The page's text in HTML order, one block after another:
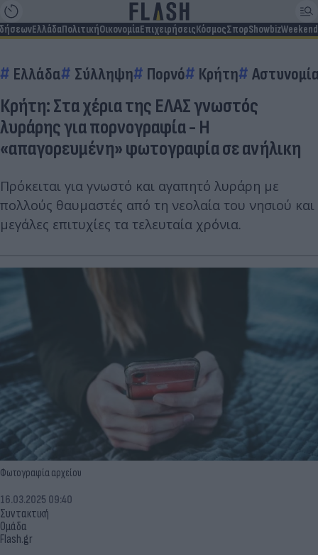
ΕλλάδαΠολιτικήΟικονομίαΕπιχειρήσειςΚόσμοςΣπορShowbizWeekend
Ελλάδα Σύλληψη Πορνό Κρήτη
Κρήτη: Στα χέρια της ΕΛΑΣ γνωστός
λυράρης για πορνογραφία - Η
«απαγορευμένη» φωτογραφία σε ανήλικη
Πρόκειται για γνωστό και αγαπητό λυράρη με
πολλούς θαυμαστές από τη νεολαία του νησιού και
μεγάλες επιτυχίες τα τελευταία χρόνια.
Φωτογραφία αρχείου
Συντακτική
Ομάδα
Flash.gr
16.03.2025 09:40